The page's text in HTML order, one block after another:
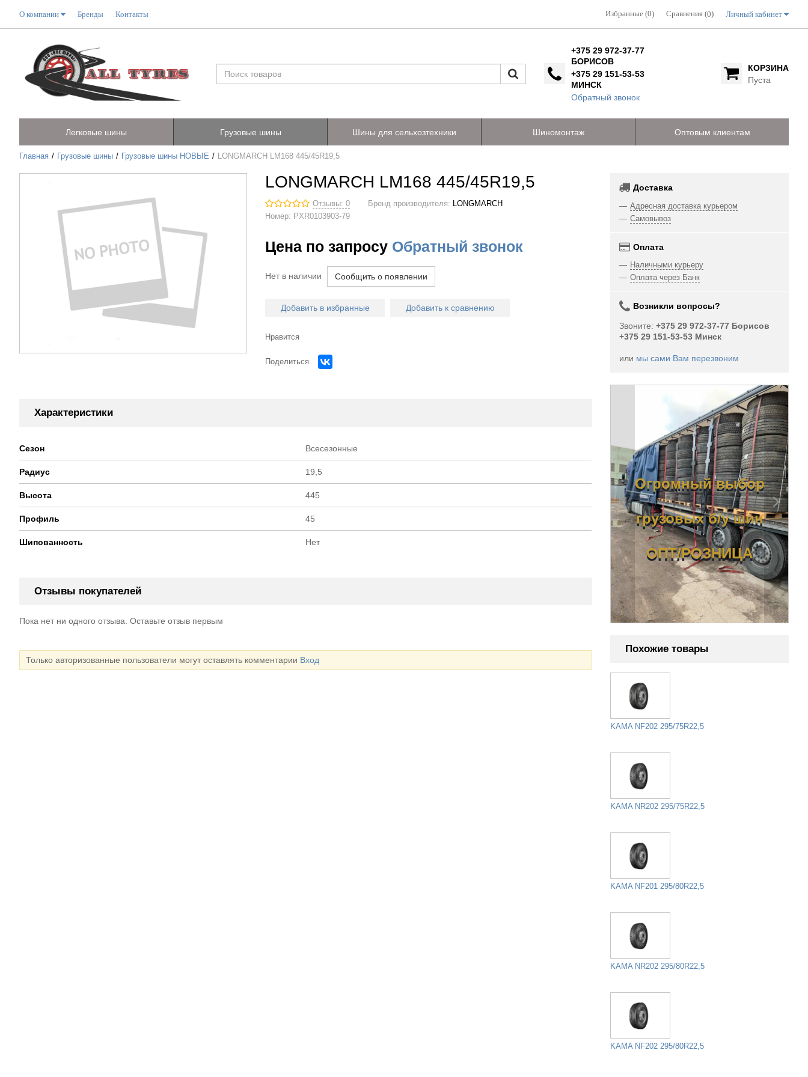
О компании Бренды Контакты Избранные (0) Сравнения (0) Личный кабинет
+375 29 972-37-77
БОРИСОВ
+375 29 151-53-53
МИНСК
Обратный звонок
КОРЗИНА
Пуста
Легковые шины Грузовые шины Шины для сельхозтехники Шиномонтаж Оптовым клиентам
Главная Грузовые шины Грузовые шины НОВЫЕ LONGMARCH LM168 445/45R19,5
LONGMARCH LM168 445/45R19,5
Отзывы: 0 Бренд производителя: LONGMARCH
Номер: PXR0103903-79
Цена по запросу Обратный звонок
Нет в наличии Сообщить о появлении
Добавить в избранные Добавить к сравнению
Нравится
Поделиться
Характеристики
Сезон Всесезонные
Радиус 19,5
Высота 445
Профиль 45
Шипованность Нет
Отзывы покупателей
Пока нет ни одного отзыва. Оставьте отзыв первым
Только авторизованные пользователи могут оставлять комментарии Вход
Доставка
Адресная доставка курьером
Самовывоз
Оплата
Наличными курьеру
Оплата через Банк
Возникли вопросы?
Звоните: +375 29 972-37-77 Борисов
+375 29 151-53-53 Минск
или мы сами Вам перезвоним
Огромный Огромный выбор
грузовых б/у шин
ОПТ/РОЗНИЦА
Похожие товары
KAMA NF202 295/75R22,5
KAMA NR202 295/75R22,5
KAMA NF201 295/80R22,5
KAMA NR202 295/80R22,5
KAMA NF202 295/80R22,5